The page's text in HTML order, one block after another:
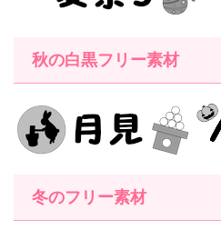
秋の白黒フリー素材
冬のフリー素材